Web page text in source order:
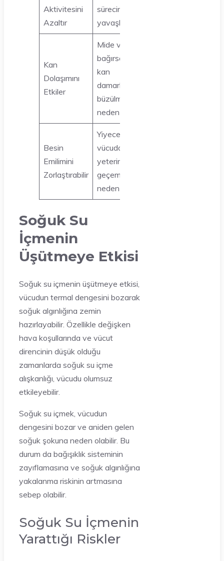
Aktivitesini
Azaltır
sürecini
yavaşlatır
Kan
Dolaşımını
Etkiler
Mide ve
bağırsaklarda
kan
damarlarının
büzülmesine
neden olabilir
Besin
Emilimini
Zorlaştırabilir
Yiyeceklerin
vücuda
yeterince
geçememesine
neden olabilir
Soğuk Su
İçmenin
Üşütmeye Etkisi
Soğuk su içmenin üşütmeye etkisi,
vücudun termal dengesini bozarak
soğuk algınlığına zemin
hazırlayabilir. Özellikle değişken
hava koşullarında ve vücut
direncinin düşük olduğu
zamanlarda soğuk su içme
alışkanlığı, vücudu olumsuz
etkileyebilir.
Soğuk su içmek, vücudun
dengesini bozar ve aniden gelen
soğuk şokuna neden olabilir. Bu
durum da bağışıklık sisteminin
zayıflamasına ve soğuk algınlığına
yakalanma riskinin artmasına
sebep olabilir.
Soğuk Su İçmenin
Yarattığı Riskler